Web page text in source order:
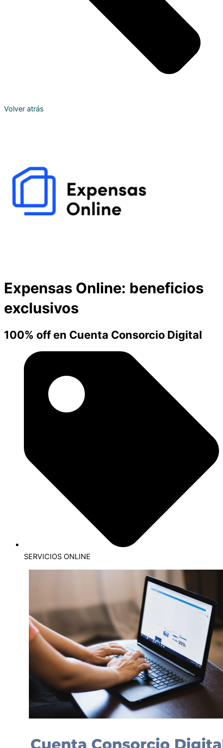
Volver atrás
Expensas Online: beneficios
exclusivos
100% off en Cuenta Consorcio Digital
SERVICIOS ONLINE